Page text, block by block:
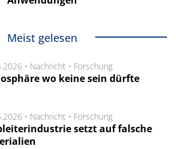
Meist gelesen
• Nachricht • Forschung
wo keine sein dürfte
• Nachricht • Forschung
setzt auf falsche